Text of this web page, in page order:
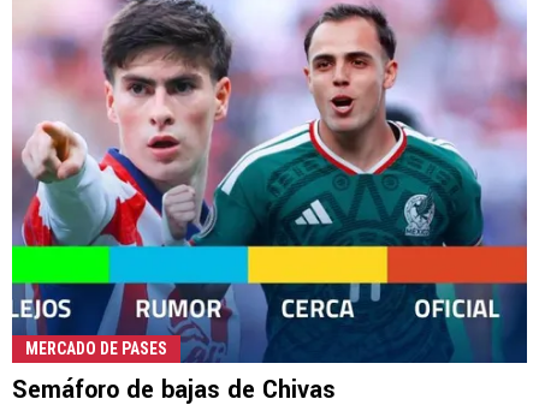
MERCADO DE PASES
Semáforo de bajas de Chivas